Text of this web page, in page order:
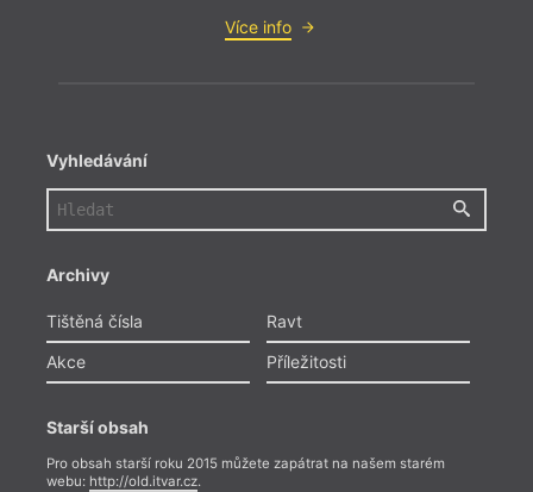
Více info
Vyhledávání
Archivy
Tištěná čísla
Ravt
Akce
Příležitosti
Starší obsah
Pro obsah starší roku 2015 můžete zapátrat na našem starém
webu: http://old.itvar.cz.